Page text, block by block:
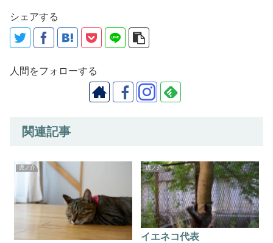
シェアする
人間をフォローする
関連記事
虎ノ介 虎ノ介
イエネコ代表